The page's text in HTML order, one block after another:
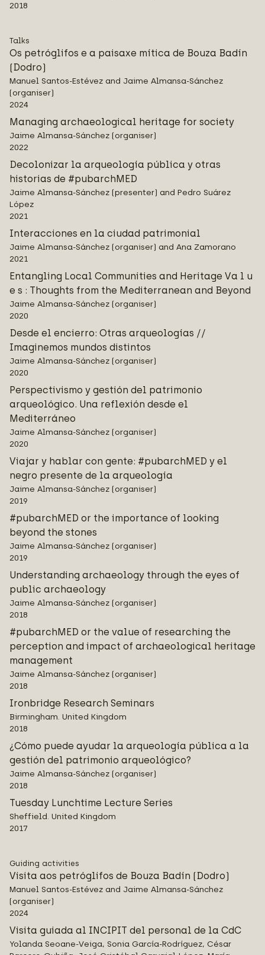
2018
Talks
Os petróglifos e a paisaxe mítica de Bouza Badín
(Dodro)
Manuel Santos-Estévez and Jaime Almansa-Sánchez
(organiser)
2024
Managing archaeological heritage for society
Jaime Almansa-Sánchez (organiser)
2022
Decolonizar la arqueología pública y otras
historias de #pubarchMED
Jaime Almansa-Sánchez (presenter) and Pedro Suárez
López
2021
Interacciones en la ciudad patrimonial
Jaime Almansa-Sánchez (organiser) and Ana Zamorano
2021
Entangling Local Communities and Heritage Va l u
e s : Thoughts from the Mediterranean and Beyond
Jaime Almansa-Sánchez (organiser)
2020
Desde el encierro: Otras arqueologías //
Imaginemos mundos distintos
Jaime Almansa-Sánchez (organiser)
2020
Perspectivismo y gestión del patrimonio
arqueológico. Una reflexión desde el
Mediterráneo
Jaime Almansa-Sánchez (organiser)
2020
Viajar y hablar con gente: #pubarchMED y el
negro presente de la arqueología
Jaime Almansa-Sánchez (organiser)
2019
#pubarchMED or the importance of looking
beyond the stones
Jaime Almansa-Sánchez (organiser)
2019
Understanding archaeology through the eyes of
public archaeology
Jaime Almansa-Sánchez (organiser)
2018
#pubarchMED or the value of researching the
perception and impact of archaeological heritage
management
Jaime Almansa-Sánchez (organiser)
2018
Ironbridge Research Seminars
Birmingham. United Kingdom
2018
¿Cómo puede ayudar la arqueología pública a la
gestión del patrimonio arqueológico?
Jaime Almansa-Sánchez (organiser)
2018
Tuesday Lunchtime Lecture Series
Sheffield. United Kingdom
2017
Guiding activities
Visita aos petróglifos de Bouza Badín (Dodro)
Manuel Santos-Estévez and Jaime Almansa-Sánchez
(organiser)
2024
Visita guiada al INCIPIT del personal de la CdC
Yolanda Seoane-Veiga, Sonia García-Rodríguez, César